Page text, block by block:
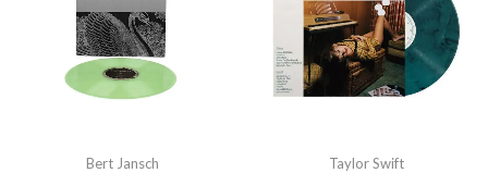
Bert Jansch Taylor Swift